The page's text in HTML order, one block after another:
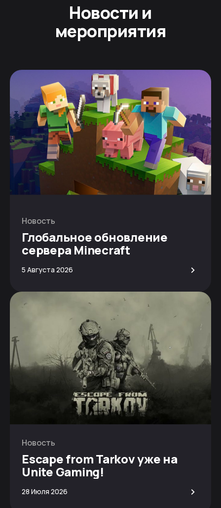
Новости и
мероприятия
Новость
Глобальное обновление
сервера Minecraft
5 Августа 2026 >
Новость
Escape from Tarkov уже на
Unite Gaming!
28 Июля 2026 >